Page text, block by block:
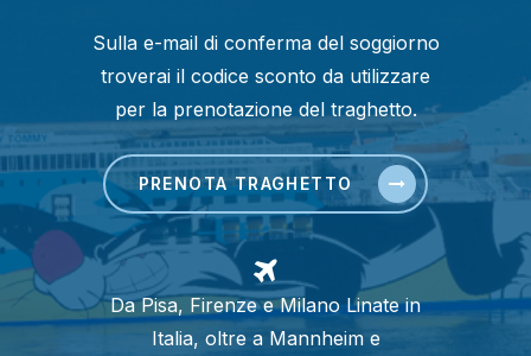
Sulla e-mail di conferma del soggiorno
troverai il codice sconto da utilizzare
per la prenotazione del traghetto.
PRENOTA TRAGHETTO
Da Pisa, Firenze e Milano Linate in
Italia, oltre a Mannheim e